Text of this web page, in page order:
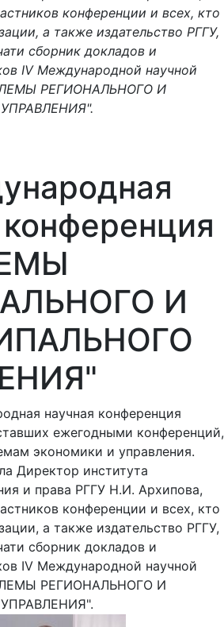
конференции и всех, кто
а также издательство РГГУ,
сборник докладов и
IV Международной научной
РЕГИОНАЛЬНОГО И
И
научная конференция
ежегодными конференций,
экономики и управления.
Директор института
и права РГГУ Н.И. Архипова,
конференции и всех, кто
а также издательство РГГУ,
сборник докладов и
IV Международной научной
РЕГИОНАЛЬНОГО И